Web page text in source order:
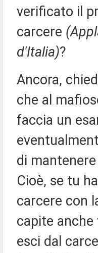
verificato il
carcere
d'Italia)?
Ancora,
che al
faccia un
di
Cioè, se tu
carcere con
capite anche
esci dal